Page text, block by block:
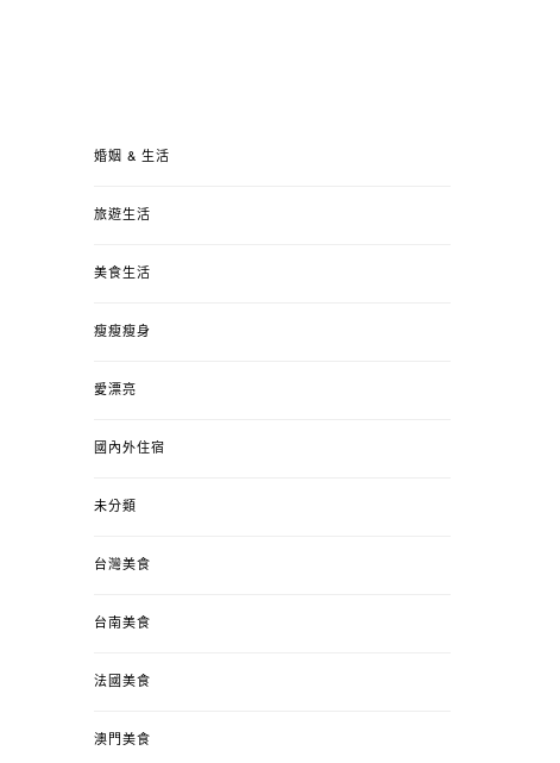
婚姻 & 生活
旅遊生活
美食生活
瘦瘦瘦身
愛漂亮
國內外住宿
未分類
台灣美食
台南美食
法國美食
澳門美食